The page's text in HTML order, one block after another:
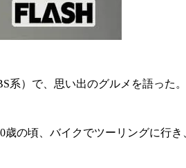
）で、思い出のグルメを語った。
の頃、バイクでツーリングに行